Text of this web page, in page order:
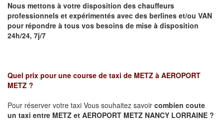
Nous mettons à votre disposition des chauffeurs
professionnels et expérimentés avec des berlines et/ou VAN
pour répondre à tous vos besoins de mise à disposition
24h/24, 7j/7
Quel prix pour une course de taxi de METZ à AEROPORT
METZ ?
Pour réserver votre taxi Vous souhaitez savoir combien coute
un taxi entre METZ et AEROPORT METZ NANCY LORRAINE ?